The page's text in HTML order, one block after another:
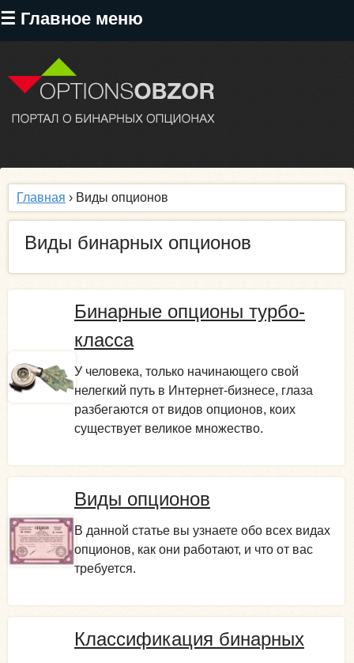
☰ Главное меню
Перейти
содержанию
Главная › Виды опционов
Виды бинарных опционов
Бинарные опционы турбо-
класса
У человека, только начинающего свой
нелегкий путь в Интернет-бизнесе, глаза
разбегаются от видов опционов, коих
существует великое множество.
Виды опционов
В данной статье вы узнаете обо всех видах
опционов, как они работают, и что от вас
требуется.
Классификация бинарных